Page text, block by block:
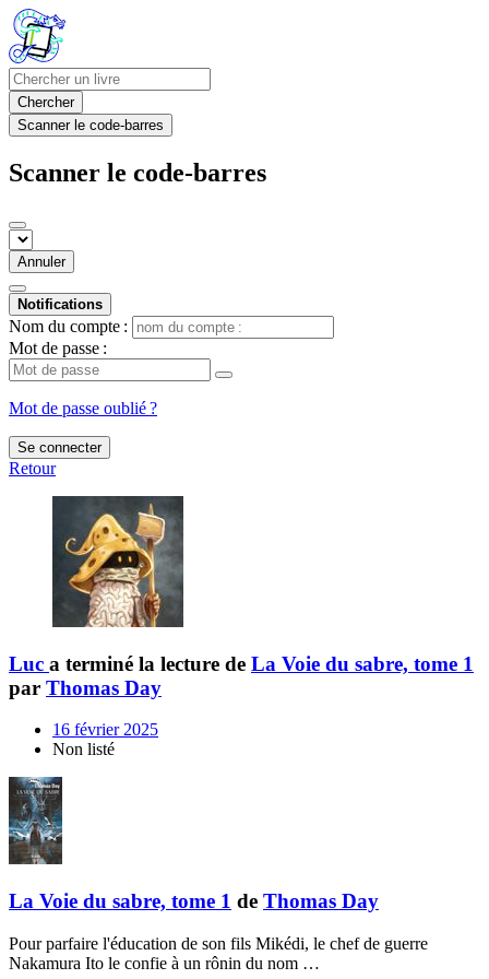
Chercher
Scanner le code-barres
Scanner le code-barres
Annuler
Notifications
Nom du compte :
Mot de passe :
Mot de passe oublié ?
Se connecter
Retour
Luc a terminé la lecture de La Voie du sabre, tome 1
par Thomas Day
16 février 2025
Non listé
La Voie du sabre, tome 1 de Thomas Day
Pour parfaire l'éducation de son fils Mikédi, le chef de guerre
Nakamura Ito le confie à un rônin du nom …